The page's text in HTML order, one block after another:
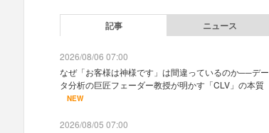
記事 ニュース
2026/08/06 07:00
なぜ「お客様は神様です」は間違っているのか──デー
タ分析の巨匠フェーダー教授が明かす「CLV」の本質
NEW
2026/08/05 07:00